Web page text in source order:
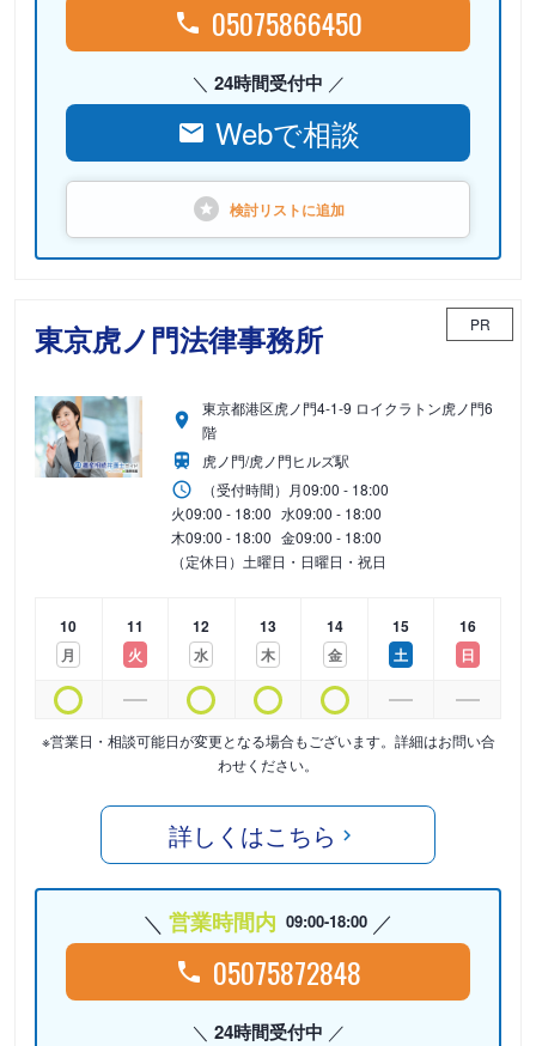
05075866450
24時間受付中
Webで相談
検討リストに追加
東京虎ノ門法律事務所 PR
東京都港区虎ノ門4-1-9 ロイクラトン虎ノ門6
階
虎ノ門/虎ノ門ヒルズ駅
（受付時間） 月09:00 - 18:00
火09:00 - 18:00 水09:00 - 18:00
木09:00 - 18:00 金09:00 - 18:00
（定休日）土曜日・日曜日・祝日
10
月
11
火
12
水
13
木
14
金
15
土
16
日
※営業日・相談可能日が変更となる場合もございます。詳細はお問い合
わせください。
詳しくはこちら
営業時間内 09:00-18:00
05075872848
24時間受付中